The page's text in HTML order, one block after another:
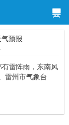
预报
有雷阵雨，东南风
雷州市气象台